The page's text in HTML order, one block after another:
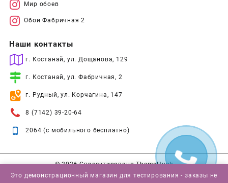
Мир обоев
Обои Фабричная 2
Наши контакты
г. Костанай, ул. Дощанова, 129
г. Костанай, ул. Фабричная, 2
г. Рудный, ул. Корчагина, 147
8 (7142) 39-20-64
2064 (с мобильного бесплатно)
© 2026Спроектировано ThemeHunk
Это демонстрационный магазин для тестирования - заказы не